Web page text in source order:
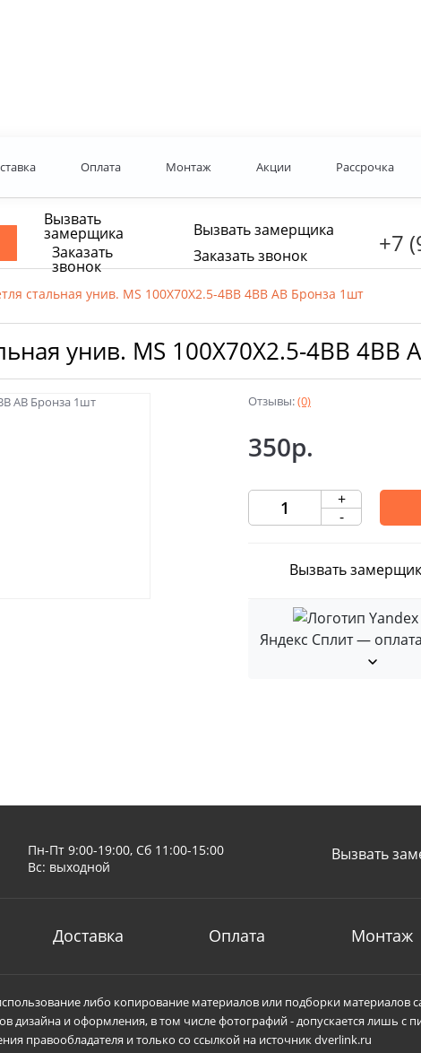
Оплата Монтаж Акции Рассрочка
Вызвать
замерщика
Заказать
звонок
Вызвать замерщика
Заказать звонок
+7
стальная унив. MS 100X70X2.5-4BB 4BB AB Бронза 1шт
унив. MS 100X70X2.5-4BB 4BB
Отзывы:(0)
350р.
+
-
Вызвать
Яндекс Сплит —
Пн-Пт 9:00-19:00, Сб 11:00-15:00
Вс: выходной
Вызвать
Доставка Оплата Монтаж
либо копирование материалов или подборки материалов
дизайна и оформления, в том числе фотографий - допускается лишь с
правообладателя и только со ссылкой на источник dverlink.ru